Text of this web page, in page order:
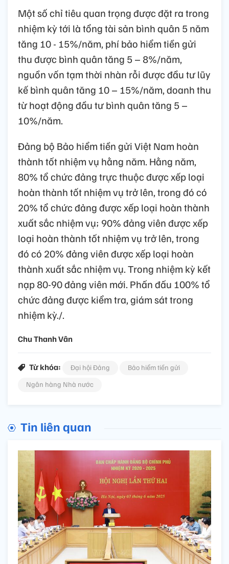
Một số chỉ tiêu quan trọng được đặt ra trong
nhiệm kỳ tới là tổng tài sản bình quân 5 năm
tăng 10 - 15%/năm, phí bảo hiểm tiền gửi
thu được bình quân tăng 5 – 8%/năm,
nguồn vốn tạm thời nhàn rỗi được đầu tư lũy
kế bình quân tăng 10 – 15%/năm, doanh thu
từ hoạt động đầu tư bình quân tăng 5 –
10%/năm.
Đảng bộ Bảo hiểm tiền gửi Việt Nam hoàn
thành tốt nhiệm vụ hằng năm. Hằng năm,
80% tổ chức đảng trực thuộc được xếp loại
hoàn thành tốt nhiệm vụ trở lên, trong đó có
20% tổ chức đảng được xếp loại hoàn thành
xuất sắc nhiệm vụ; 90% đảng viên được xếp
loại hoàn thành tốt nhiệm vụ trở lên, trong
đó có 20% đảng viên được xếp loại hoàn
thành xuất sắc nhiệm vụ. Trong nhiệm kỳ kết
nạp 80-90 đảng viên mới. Phấn đấu 100% tổ
chức đảng được kiểm tra, giám sát trong
nhiệm kỳ./.
Chu Thanh Vân
Từ khóa: Đại hội Đảng
Bảo hiểm tiền gửi
Ngân hàng Nhà nước
Tin liên quan